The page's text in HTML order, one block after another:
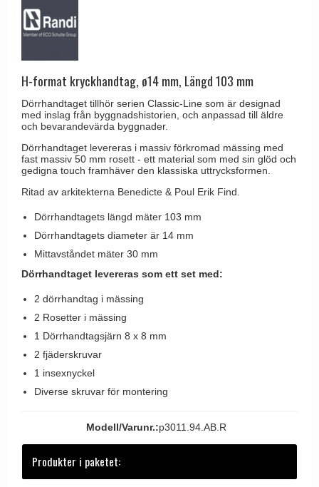
Delfin och valross
Lama dörrhandtag - Gio Ponti
Svanemøllen trädörrhandtag
Weingarden dörrhandtag
Dörrhandtag Buster + Punch
DND dörrhandtag
Randi Classic Line dörrhandtag
Turnstyle Design dörrhandtag
Terrass- och fönsterhandtag
Trädörrhandtag på långskylt
Dörrhandtag Utomhus
Ringklockor
Gångjärn till dörrar
Skruvar
Krokar & Krokar
Hatthyllor
Stormkrokar
Polermedel till mässing
Olivari
Turnstyle Designs
RDS dörrhandtag
Samuel Heath produkter
Sibes Metall
Søe-Jensen & Co.
Valli & Valli dörrhandtag
H-format kryckhandtag, ø14 mm, Längd 103 mm
Dörrhandtaget tillhör serien Classic-Line som är designad
med inslag från byggnadshistorien, och anpassad till äldre
och bevarandevärda byggnader.
Dörrhandtaget levereras i massiv förkromad mässing med
fast massiv 50 mm rosett - ett material som med sin glöd och
gedigna touch framhäver den klassiska uttrycksformen.
Ritad av arkitekterna Benedicte & Poul Erik Find.
Dörrhandtagets längd mäter 103 mm
Dörrhandtagets diameter är 14 mm
Mittavståndet mäter 30 mm
Dörrhandtaget levereras som ett set med:
2 dörrhandtag i mässing
2 Rosetter i mässing
1 Dörrhandtagsjärn 8 x 8 mm
2 fjäderskruvar
1 insexnyckel
Diverse skruvar för montering
Modell/Varunr.:p3011.94.AB.R
Produkter i paketet: